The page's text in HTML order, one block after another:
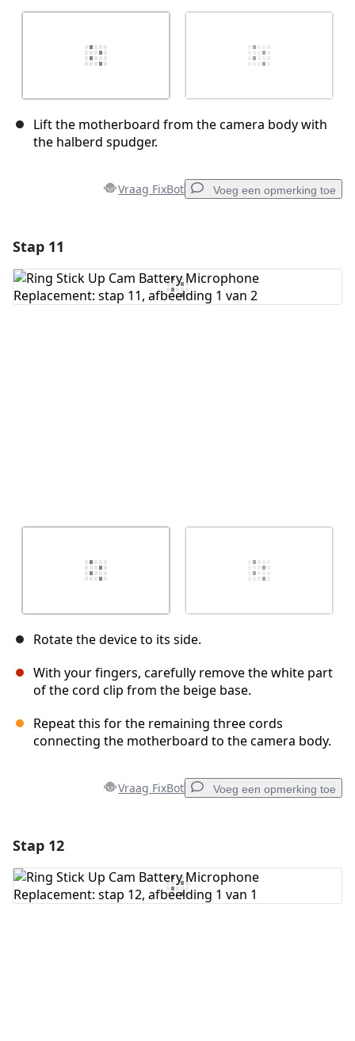
Lift the motherboard from the camera body with
the halberd spudger.
Vraag FixBot Voeg een opmerking toe
Voeg opmerking toe
Stap 11
Rotate the device to its side.
With your fingers, carefully remove the white part
of the cord clip from the beige base.
Repeat this for the remaining three cords
connecting the motherboard to the camera body.
Vraag FixBot Voeg een opmerking toe
Voeg opmerking toe
Stap 12